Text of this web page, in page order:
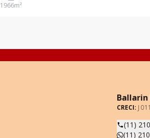
1966m²
CRECI: J
(11)
(11)